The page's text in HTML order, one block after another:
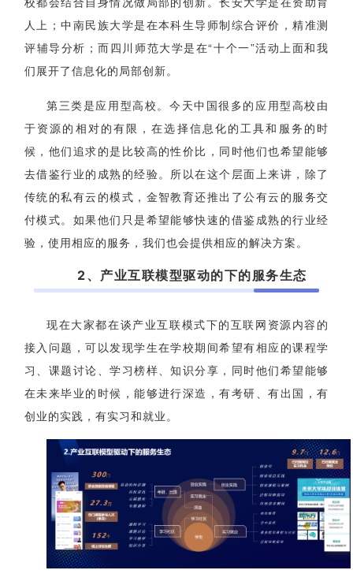
人上；中南民族大学是在本科生导师制综合评价，精准测
评辅导分析；而四川师范大学是在“十个一”活动上面和我
们展开了信息化的局部创新。
第三类是应用型高校。今天中国很多的应用型高校由
于资源的相对的有限，在选择信息化的工具和服务的时
候，他们追求的是比较高的性价比，同时他们也希望能够
去借鉴行业的成熟的经验。所以在这个层面上来讲，除了
传统的私有云的模式，金智教育还推出了公有云的服务交
付模式。如果他们只是希望能够快速的借鉴成熟的行业经
验，使用相应的服务，我们也会提供相应的解决方案。
2、产业互联模型驱动的下的服务生态
现在大家都在谈产业互联模式下的互联网资源内容的
接入问题，可以发现学生在学校期间希望有相应的课程学
习、课题讨论、学习榜样、知识分享，同时他们希望能够
在未来毕业的时候，能够进行深造，有考研、有出国，有
创业的实践，有实习和就业。